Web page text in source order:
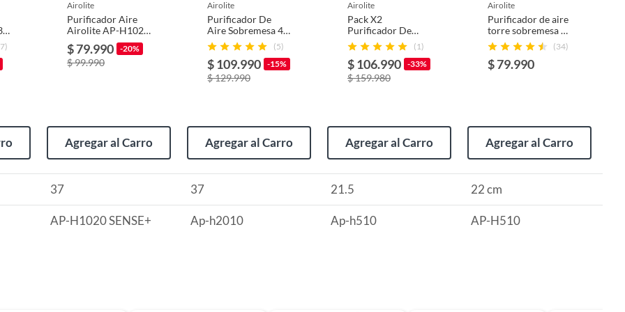
en esa condición a un precio reducido.
entre otros análogos.
airolite
Purificador Aire
Airolite AP-H1020
Aromaterapia
Blanco
$ 79.990 -20%
$ 99.990
Agregar al Carro
airolite
Purificador De
Aire Sobremesa 4
Etapas Ap-h2010
Airolite
(5)
$ 109.990 -15%
$ 129.990
Agregar al Carro
airolite
Pack X2
Purificador De
Aire Sobremesa 2
Etapas Ap-h510
Airolite
(1)
$ 106.990 -33%
$ 159.980
Agregar al Carro
airolite
Purificador de aire
torre sobremesa 2
etapas
(34)
$ 79.990
Agregar al Carro
37 37 21.5 22 cm
AP-H1020 SENSE+ Ap-h2010 Ap-h510 AP-H510